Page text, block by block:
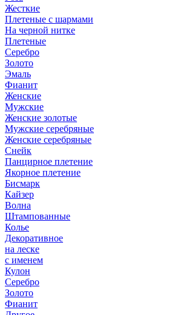
Жесткие
Плетеные с шармами
На черной нитке
Плетеные
Серебро
Золото
Эмаль
Фианит
Женские
Мужские
Женские золотые
Мужские серебряные
Женские серебряные
Снейк
Панцирное плетение
Якорное плетение
Бисмарк
Кайзер
Волна
Штампованные
Колье
Декоративное
на леске
с именем
Кулон
Серебро
Золото
Фианит